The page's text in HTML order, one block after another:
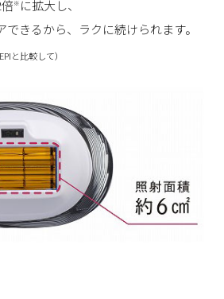
※ に拡大し、
きるから、ラクに続けられます。
と比較して）